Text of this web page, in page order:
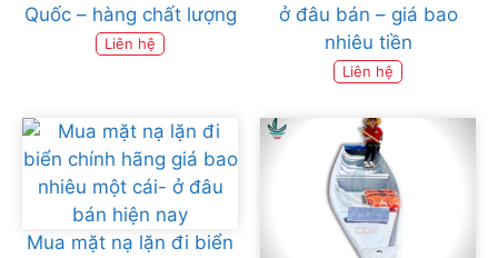
Quốc – hàng chất lượng
Liên hệ
ở đâu bán – giá bao
nhiêu tiền
Liên hệ
Mua mặt nạ lặn đi biển